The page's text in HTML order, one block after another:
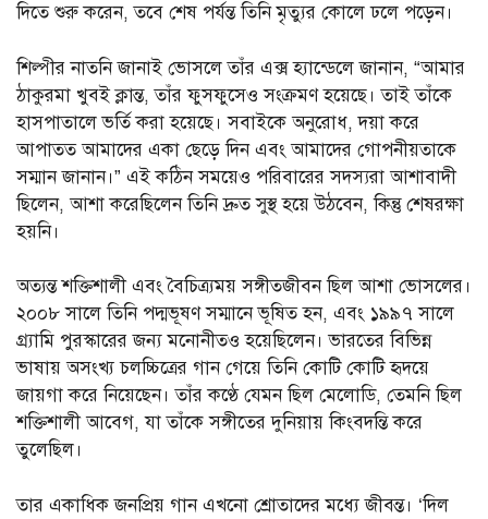
দিতে শুরু করেন, তবে শেষ পর্যন্ত তিনি মৃত্যুর কোলে ঢলে পড়েন।
শিল্পীর নাতনি জানাই ভোসলে তাঁর এক্স হ্যান্ডেলে জানান, “আমার
ঠাকুরমা খুবই ক্লান্ত, তাঁর ফুসফুসেও সংক্রমণ হয়েছে। তাই তাঁকে
হাসপাতালে ভর্তি করা হয়েছে। সবাইকে অনুরোধ, দয়া করে
আপাতত আমাদের একা ছেড়ে দিন এবং আমাদের গোপনীয়তাকে
সম্মান জানান।” এই কঠিন সময়েও পরিবারের সদস্যরা আশাবাদী
ছিলেন, আশা করেছিলেন তিনি দ্রুত সুস্থ হয়ে উঠবেন, কিন্তু শেষরক্ষা
হয়নি।
অত্যন্ত শক্তিশালী এবং বৈচিত্র্যময় সঙ্গীতজীবন ছিল আশা ভোসলের।
২০০৮ সালে তিনি পদ্মভূষণ সম্মানে ভূষিত হন, এবং ১৯৯৭ সালে
গ্র্যামি পুরস্কারের জন্য মনোনীতও হয়েছিলেন। ভারতের বিভিন্ন
ভাষায় অসংখ্য চলচ্চিত্রের গান গেয়ে তিনি কোটি কোটি হৃদয়ে
জায়গা করে নিয়েছেন। তাঁর কণ্ঠে যেমন ছিল মেলোডি, তেমনি ছিল
শক্তিশালী আবেগ, যা তাঁকে সঙ্গীতের দুনিয়ায় কিংবদন্তি করে
তুলেছিল।
তার একাধিক জনপ্রিয় গান এখনো শ্রোতাদের মধ্যে জীবন্ত। ‘দিল